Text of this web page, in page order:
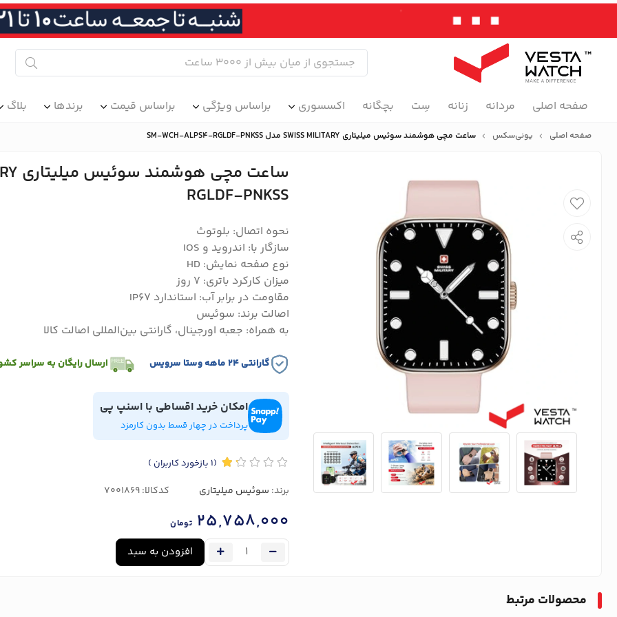
صفحه اصلی مردانه زنانه سِت بچگانه اکسسوری براساس ویژگی براساس قیمت برندها بلاگ
صفحه اصلی یونی‌سکس ساعت مچی هوشمند سوئیس میلیتاری SWISS MILITARY مدل SM-WCH-ALPS4-RGLDF-PNKSS
RGLDF-PNKSS
نحوه اتصال: بلوتوث
سازگار با: اندروید و IOS
نوع صفحه نمایش: HD
میزان کارکرد باتری: 7 روز
مقاومت در برابر آب: استاندارد IP67
اصالت برند: سوئیس
به همراه: جعبه اورجینال، گارانتی بین‌المللی اصالت کالا
گارانتی ۲۴ ماهه وستا سرویس ارسال رایگان به سراسر
امکان خرید اقساطی با اسنپ پی
پرداخت در چهار قسط بدون کارمزد
(1 بازخورد کاربران )
برند: سوئیس میلیتاری کدکالا:
25,758,000 تومان
افزودن به سبد
محصولات مرتبط